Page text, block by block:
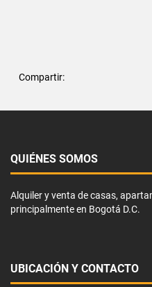
Compartir:
QUIÉNES SOMOS
Alquiler y venta de casas,
principalmente en Bogotá D.C.
UBICACIÓN Y CONTACTO